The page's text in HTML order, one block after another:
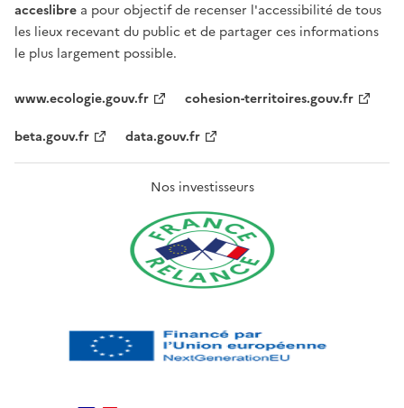
acceslibre a pour objectif de recenser l'accessibilité de tous
les lieux recevant du public et de partager ces informations
le plus largement possible.
www.ecologie.gouv.fr
cohesion-territoires.gouv.fr
beta.gouv.fr
data.gouv.fr
Nos investisseurs